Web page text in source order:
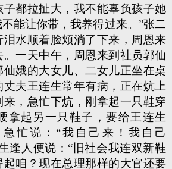
都拉扯大，我不能辜负孩子她
能让你带，我养得过来。”张二
水顺着脸颊淌了下来，周恩来
一天中午，周恩来到社员郭仙
娥的大女儿、二女儿正坐在桌
夫王连生常年有病，正在炕上
，急忙下炕，刚拿起一只鞋穿
拿起另一只鞋子，要给王连生
忙说：“我自己来！我自己
逢人便说：“旧社会我连双新鞋
咱？现在总理那样的大官还要